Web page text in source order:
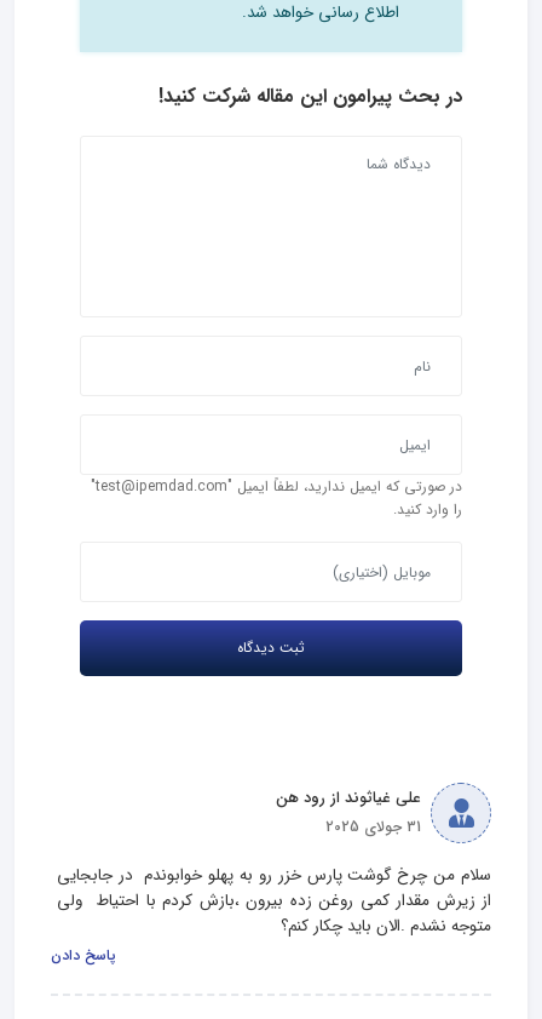
اطلاع رسانی خواهد شد.
در بحث‌ پیرامون این مقاله شرکت کنید!
در صورتی که ایمیل ندارید، لطفاً ایمیل "test@ipemdad.com"
را وارد کنید.
علی غیاثوند از رود هن
31 جولای 2025
سلام من چرخ گوشت پارس خزر رو به پهلو خوابوندم  در جابجایی
از زیرش مقدار کمی روغن زده بیرون ،بازش کردم با احتیاط  ولی
متوجه نشدم .الان باید چکار کنم؟
پاسخ دادن